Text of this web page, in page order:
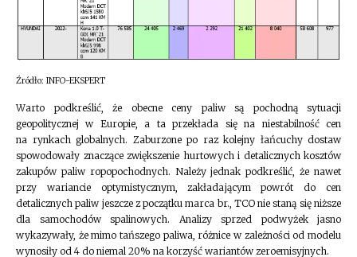
Źródło: INFO-EKSPERT
Warto podkreślić, że obecne ceny paliw są pochodną sytuacji
geopolitycznej w Europie, a ta przekłada się na niestabilność cen
na rynkach globalnych. Zaburzone po raz kolejny łańcuchy dostaw
spowodowały znaczące zwiększenie hurtowych i detalicznych kosztów
zakupów paliw ropopochodnych. Należy jednak podkreślić, że nawet
przy wariancie optymistycznym, zakładającym powrót do cen
detalicznych paliw jeszcze z początku marca br., TCO nie staną się niższe
dla samochodów spalinowych. Analizy sprzed podwyżek jasno
wykazywały, że mimo tańszego paliwa, różnice w zależności od modelu
wynosiły od 4 do niemal 20% na korzyść wariantów zeroemisyjnych.